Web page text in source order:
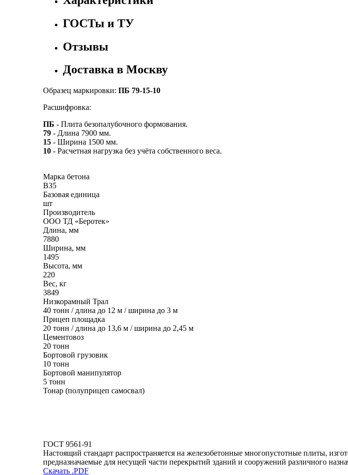
ГОСТы и ТУ
Отзывы
Доставка в Москву
Образец маркировки: ПБ 79-15-10
Расшифровка:
ПБ - Плита безопалубочного формования.
79 - Длина 7900 мм.
15 - Ширина 1500 мм.
10 - Расчетная нагрузка без учёта собственного веса.
Марка бетона
B35
Базовая единица
шт
Производитель
ООО ТД «Беротек»
Длина, мм
7880
Ширина, мм
1495
Высота, мм
220
Вес, кг
3849
Низкорамный Трал
40 тонн / длина до 12 м / ширина до 3 м
Прицеп площадка
20 тонн / длина до 13,6 м / ширина до 2,45 м
Цементовоз
20 тонн
Бортовой грузовик
10 тонн
Бортовой манипулятор
5 тонн
Тонар (полуприцеп самосвал)
ГОСТ 9561-91
Настоящий стандарт распространяется на железобетонные многопустотные плиты,
предназначаемые для несущей части перекрытий зданий и сооружений различного
Скачать .PDF